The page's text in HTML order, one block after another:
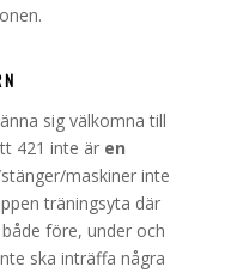
sig välkomna till
421 inte är en
maskiner inte
träningsyta där
före, under och
ska inträffa några